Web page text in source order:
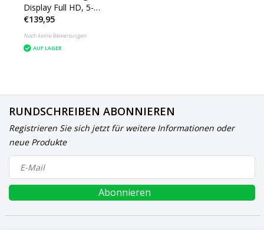
Display Full HD, 5-
Megapixel-Kamera
€139,95
Noch keine Bewertungen
AUF LAGER
RUNDSCHREIBEN ABONNIEREN
Registrieren Sie sich jetzt für weitere Informationen oder
neue Produkte
Abonnieren